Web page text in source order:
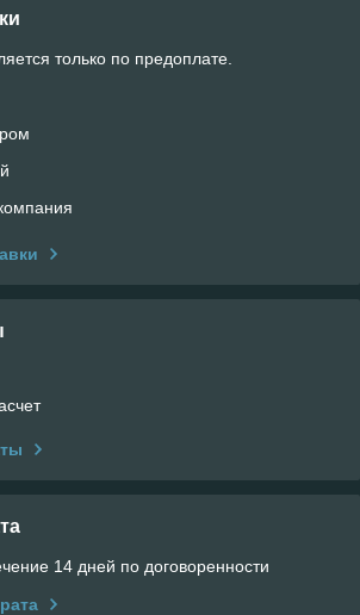
только по предоплате.
14 дней по договоренности